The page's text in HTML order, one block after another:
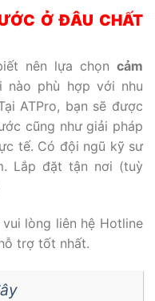
Ở ĐÂU CHẤT
nên lựa chọn cảm
phù hợp với nhu
ATPro, bạn sẽ được
cũng như giải pháp
tế. Có đội ngũ kỹ sư
Lắp đặt tận nơi (tuỳ
lòng liên hệ Hotline
trợ tốt nhất.